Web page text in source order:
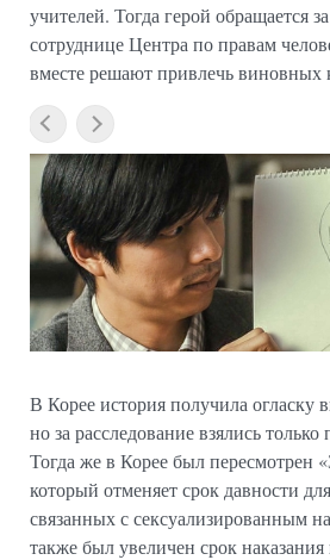
учителей. Тогда герой обращается
сотруднице Центра по правам
вместе решают привлечь виновных
В Корее история получила огласку
но за расследование взялись
Тогда же в Корее был пересмотрен
который отменяет срок давности
связанных с сексуализированным
также был увеличен срок наказания